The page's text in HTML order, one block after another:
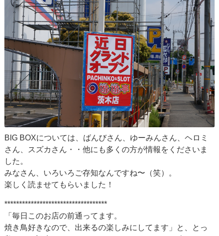
BIG BOXについては、ばんびさん、ゆーみんさん、ヘロミ
さん、スズカさん・・他にも多くの方が情報をくださいま
した。
みなさん、いろいろご存知なんですね〜（笑）。
楽しく読ませてもらいました！
***********************************
「毎日このお店の前通ってます。
焼き鳥好きなので、出来るの楽しみにしてます」と、とっ